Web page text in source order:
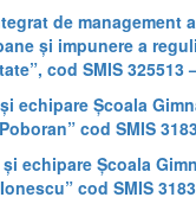
de management
și impunere a
cod SMIS 325513
echipare Școala
Poboran” cod SMIS
echipare Școala
Ionescu” cod SMIS